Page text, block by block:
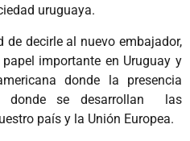
uruguaya.
decirle al nuevo embajador,
importante en Uruguay y
donde la presencia
donde se desarrollan las
país y la Unión Europea.